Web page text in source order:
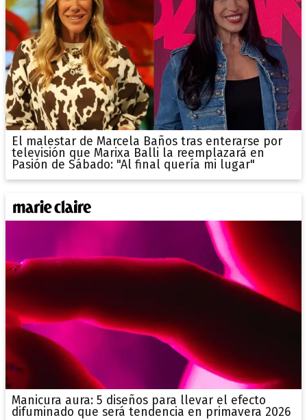
El malestar de Marcela Baños tras enterarse por
televisión que Marixa Balli la reemplazará en
Pasión de Sábado: "Al final quería mi lugar"
Manicura aura: 5 diseños para llevar el efecto
difuminado que será tendencia en primavera 2026